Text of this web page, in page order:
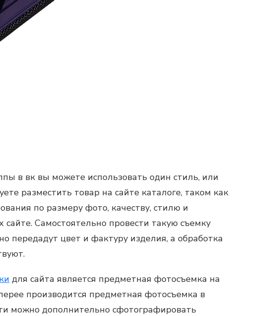
в вк вы можете использовать один стиль, или
разместить товар на сайте каталоге, таком как
по размеру фото, качеству, стилю и
Самостоятельно провести такую съемку
передадут цвет и фактуру изделия, а обработка
для сайта является предметная фотосъемка на
производится предметная фотосъемка в
можно дополнительно сфотографировать